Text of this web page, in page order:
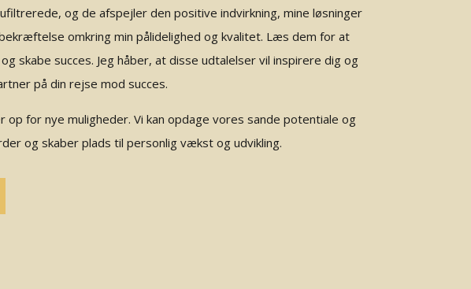
og de afspejler den positive indvirkning, mine løsninger
omkring min pålidelighed og kvalitet. Læs dem for at
skabe succes. Jeg håber, at disse udtalelser vil inspirere dig og
på din rejse mod succes.
for nye muligheder. Vi kan opdage vores sande potentiale og
og skaber plads til personlig vækst og udvikling.